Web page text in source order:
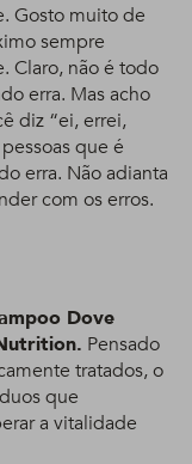
Gosto muito de
sempre
Claro, não é todo
erra. Mas acho
diz “ei, errei,
que é
erra. Não adianta
com os erros.
Dove
Pensado
tratados, o
que
a vitalidade